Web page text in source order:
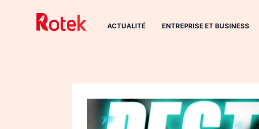
ACTUALITÉ ENTREPRISE ET BUSINESS